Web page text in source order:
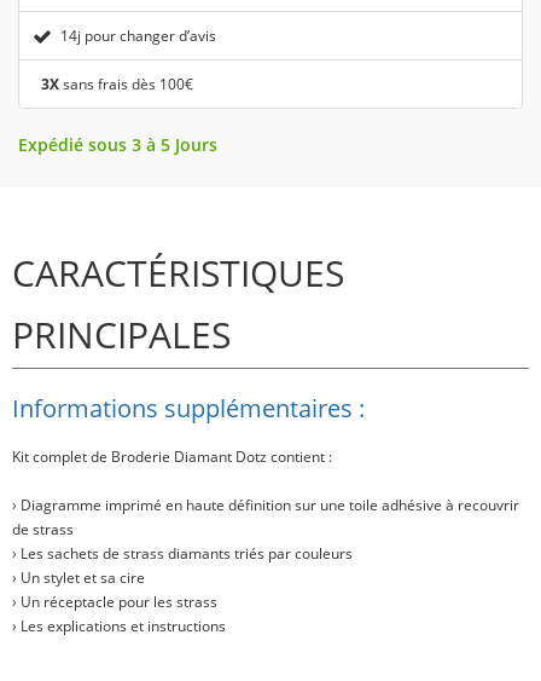
14j pour changer d’avis
3Xsans frais dès 100€
Expédié sous 3 à 5 Jours
CARACTÉRISTIQUES
PRINCIPALES
Informations supplémentaires :
Kit complet de Broderie Diamant Dotz contient :
› Diagramme imprimé en haute définition sur une toile adhésive à recouvrir
de strass
› Les sachets de strass diamants triés par couleurs
› Un stylet et sa cire
› Un réceptacle pour les strass
› Les explications et instructions